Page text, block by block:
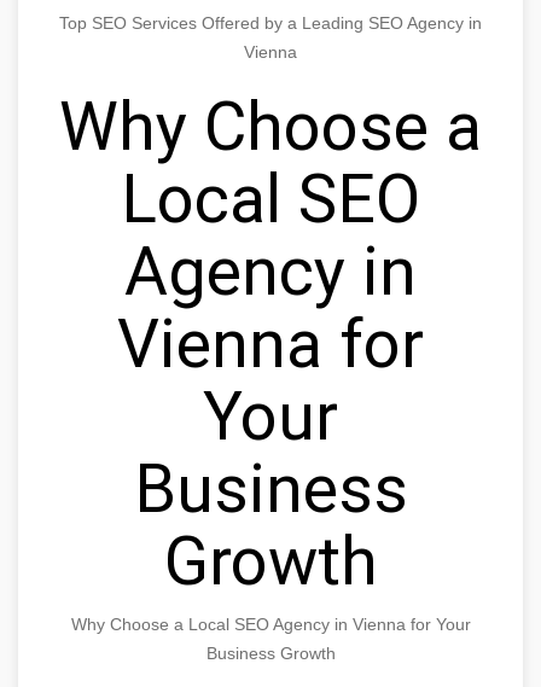
Top SEO Services Offered by a Leading SEO Agency in
Vienna
Why Choose a
Local SEO
Agency in
Vienna for
Your
Business
Growth
Why Choose a Local SEO Agency in Vienna for Your
Business Growth